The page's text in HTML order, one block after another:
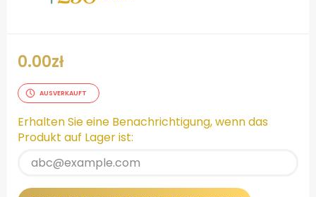
0.00zł
AUSVERKAUFT
Erhalten Sie eine Benachrichtigung, wenn das
Produkt auf Lager ist: